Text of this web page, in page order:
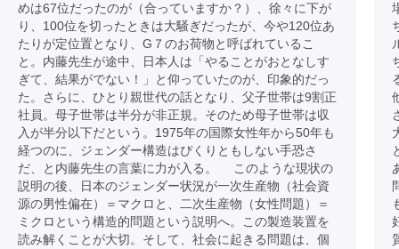
めは67位だったのが（合っていますか？）、徐々に下が
り、100位を切ったときは大騒ぎだったが、今や120位あ
たりが定位置となり、G７のお荷物と呼ばれているこ
と。内藤先生が途中、日本人は「やることがおとなしす
ぎて、結果がでない！」と仰っていたのが、印象的だっ
た。さらに、ひとり親世代の話となり、父子世帯は9割正
社員。母子世帯は半分が非正規。そのため母子世帯は収
入が半分以下だという。1975年の国際女性年から50年も
経つのに、ジェンダー構造はぴくりともしない手恐さ
だ、と内藤先生の言葉に力が入る。 このような現状の
説明の後、日本のジェンダー状況が一次生産物（社会資
源の男性偏在）＝マクロと、二次生産物（女性問題）＝
ミクロという構造的問題という説明へ。この製造装置を
読み解くことが大切。そして、社会に起きる問題は、個